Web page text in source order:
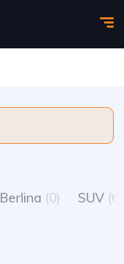
Berlina (0) SUV (0)